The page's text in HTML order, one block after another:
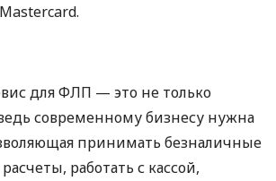
для ФЛП — это не только
современному бизнесу нужна
принимать безналичные
работать с кассой,